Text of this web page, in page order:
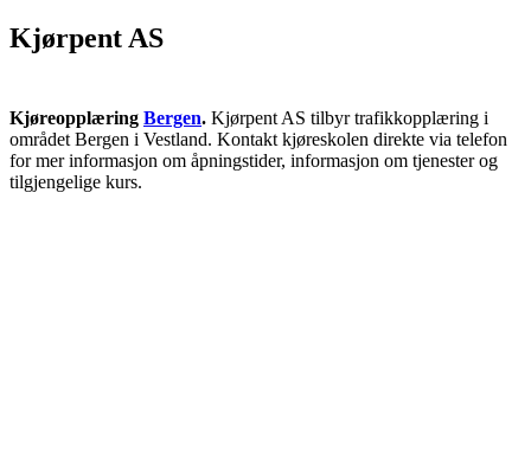
Kjørpent AS
Kjøreopplæring Bergen. Kjørpent AS tilbyr trafikkopplæring i
området Bergen i Vestland. Kontakt kjøreskolen direkte via telefon
for mer informasjon om åpningstider, informasjon om tjenester og
tilgjengelige kurs.